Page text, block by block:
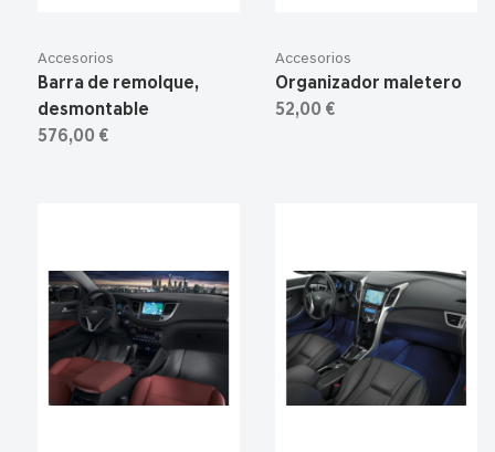
Accesorios
Barra de remolque,
desmontable
576,00 €
Accesorios
Organizador maletero
52,00 €